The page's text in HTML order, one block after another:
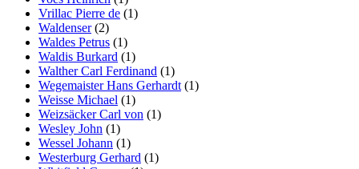
Vrillac Pierre de (1)
Waldenser(2)
Waldes Petrus (1)
Waldis Burkard (1)
Walther Carl Ferdinand (1)
Wegemaister Hans Gerhardt (1)
Weisse Michael (1)
Weizsäcker Carl von (1)
Wesley John (1)
Wessel Johann (1)
Westerburg Gerhard (1)